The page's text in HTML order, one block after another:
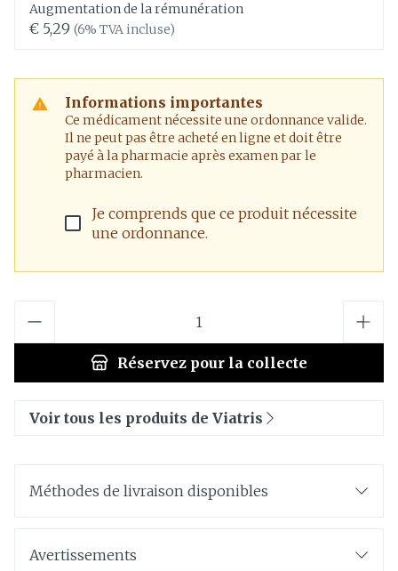
Augmentation de la rémunération
€ 5,29 (6% TVA incluse)
Informations importantes
Ce médicament nécessite une ordonnance valide.
Il ne peut pas être acheté en ligne et doit être
payé à la pharmacie après examen par le
pharmacien.
Je comprends que ce produit nécessite
une ordonnance.
Réservez pour la collecte
Voir tous les produits de Viatris
Méthodes de livraison disponibles
Avertissements